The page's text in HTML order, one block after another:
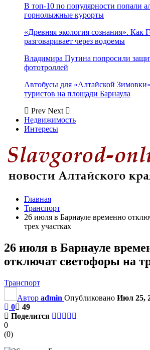
В топ-10 по популярности попали
горнолыжные курорты
«Древняя экология сознания». Как
разговаривает через водоемы
Владимира Путина попросили
фототроллей
Автобусы для «Алтайской
туристов на площади Барнаула
Prev Next
Недвижимость
Интересы
Главная
Транспорт
26 июля в Барнауле временно
трех участках
26 июля в Барнауле
отключат светофоры на
Транспорт
Автор admin Опубликовано Июл 25,
0
49
Поделится
0
(0)